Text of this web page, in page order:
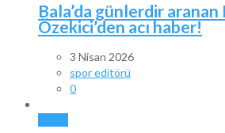
Bala’da günlerdir aranan
Özekici’den acı haber!
3 Nisan 2026
spor editörü
0